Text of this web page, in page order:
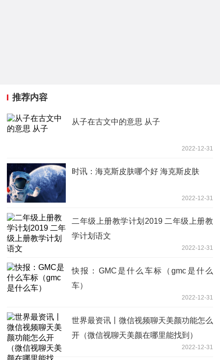
推荐内容
从子在古文中的意思 从子
2022-12-31
时讯：海克斯皮肤哪个好 海克斯皮肤
2022-12-31
二年级上册教学计划2019 二年级上册教
学计划语文
2022-12-31
快报：GMC是什么车标（gmc是什么
车）
2022-12-31
世界最资讯丨微信视频聊天美颜功能怎么
开（微信视聊天美颜在哪里能找到）
2022-12-31